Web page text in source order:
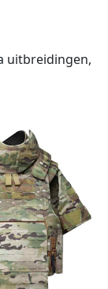
uitbreidingen,